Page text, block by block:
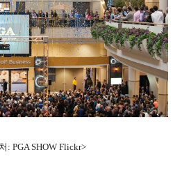
: PGA SHOW Flickr>